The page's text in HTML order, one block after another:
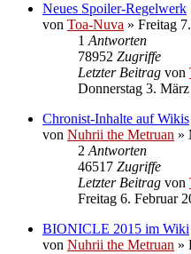
Neues Spoiler-Regelwerk
von Toa-Nuva » Freitag
1 Antworten
78952 Zugriffe
Letzter Beitrag von
Donnerstag 3.
Chronist-Inhalte auf Wikis
von Nuhrii the Metruan »
2 Antworten
46517 Zugriffe
Letzter Beitrag von
Freitag 6. Februar
BIONICLE 2015 im Wiki
von Nuhrii the Metruan »